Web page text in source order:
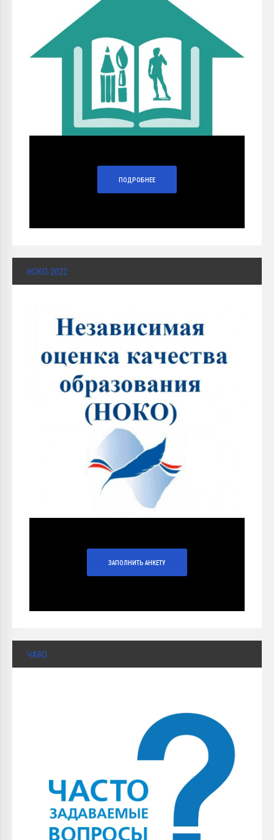
ПОДРОБНЕЕ
НОКО-2022
ЗАПОЛНИТЬ АНКЕТУ
ЧАВО